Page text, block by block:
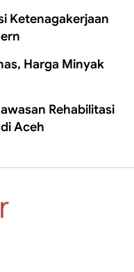
Ketenagakerjaan
Harga Minyak
Rehabilitasi
Aceh